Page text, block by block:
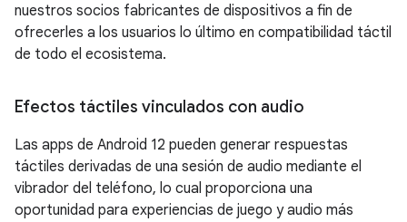
nuestros socios fabricantes de dispositivos a fin de
ofrecerles a los usuarios lo último en compatibilidad táctil
de todo el ecosistema.
Efectos táctiles vinculados con audio
Las apps de Android 12 pueden generar respuestas
táctiles derivadas de una sesión de audio mediante el
vibrador del teléfono, lo cual proporciona una
oportunidad para experiencias de juego y audio más